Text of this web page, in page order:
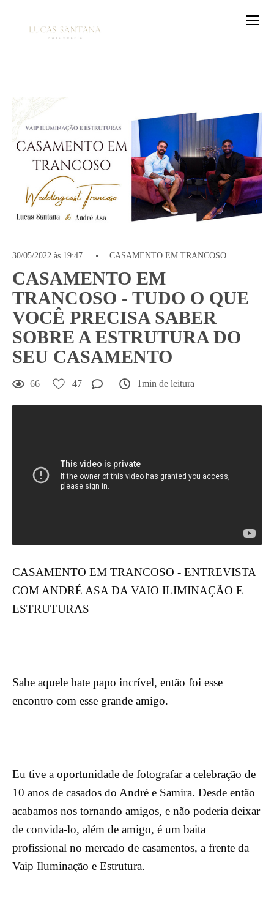
30/05/2022 às 19:47 CASAMENTO EM TRANCOSO
CASAMENTO EM
TRANCOSO - TUDO O QUE
VOCÊ PRECISA SABER
SOBRE A ESTRUTURA DO
SEU CASAMENTO
66 47 1min de leitura
CASAMENTO EM TRANCOSO - ENTREVISTA
COM ANDRÉ ASA DA VAIO ILIMINAÇÃO E
ESTRUTURAS
Sabe aquele bate papo incrível, então foi esse
encontro com esse grande amigo.
Eu tive a oportunidade de fotografar a celebração de
10 anos de casados do André e Samira. Desde então
acabamos nos tornando amigos, e não poderia deixar
de convida-lo, além de amigo, é um baita
profissional no mercado de casamentos, a frente da
Vaip Iluminação e Estrutura.